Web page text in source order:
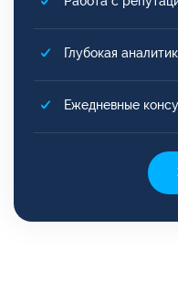
Глубокая
Ежедневные